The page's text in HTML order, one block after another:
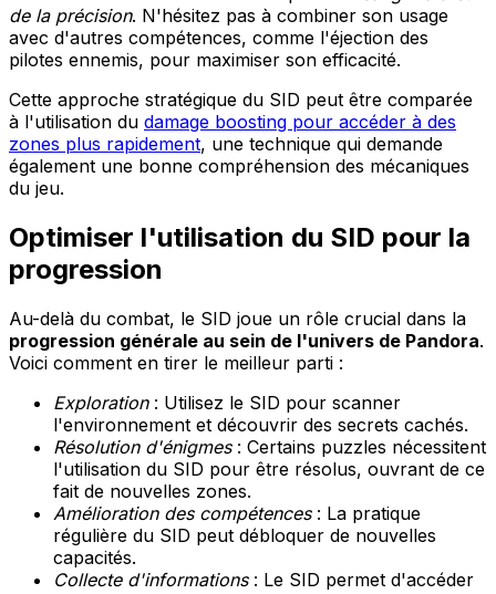
de la précision. N'hésitez pas à combiner son usage
avec d'autres compétences, comme l'éjection des
pilotes ennemis, pour maximiser son efficacité.
Cette approche stratégique du SID peut être comparée
à l'utilisation du damage boosting pour accéder à des
zones plus rapidement, une technique qui demande
également une bonne compréhension des mécaniques
du jeu.
Optimiser l'utilisation du SID pour la
progression
Au-delà du combat, le SID joue un rôle crucial dans la
progression générale au sein de l'univers de Pandora.
Voici comment en tirer le meilleur parti :
Exploration: Utilisez le SID pour scanner
l'environnement et découvrir des secrets cachés.
Résolution d'énigmes: Certains puzzles nécessitent
l'utilisation du SID pour être résolus, ouvrant de ce
fait de nouvelles zones.
Amélioration des compétences: La pratique
régulière du SID peut débloquer de nouvelles
capacités.
Collecte d'informations: Le SID permet d'accéder